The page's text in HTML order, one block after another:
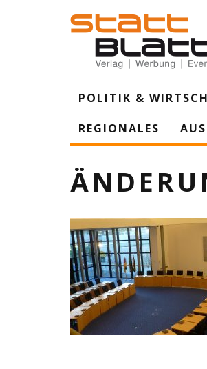
POLITIK &
REGIONALES